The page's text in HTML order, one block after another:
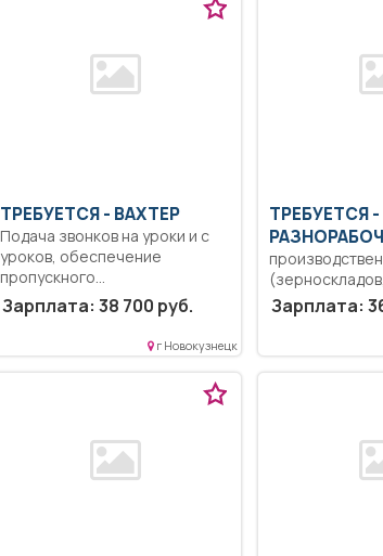
ТРЕБУЕТСЯ - ВАХТЕР
Подача звонков на уроки и с
уроков, обеспечение
пропускного...
Зарплата: 38 700 руб.
г Новокузнецк
ТРЕБУЕТСЯ -
(зерноскладов,
поддержание
санитарного
Зарплата: